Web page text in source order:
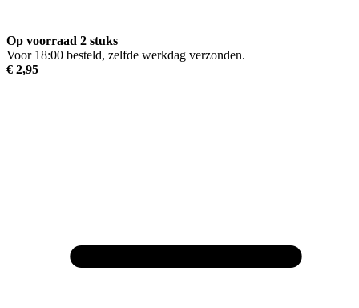
Op voorraad 2 stuks
Voor 18:00 besteld, zelfde werkdag verzonden.
€ 2,95